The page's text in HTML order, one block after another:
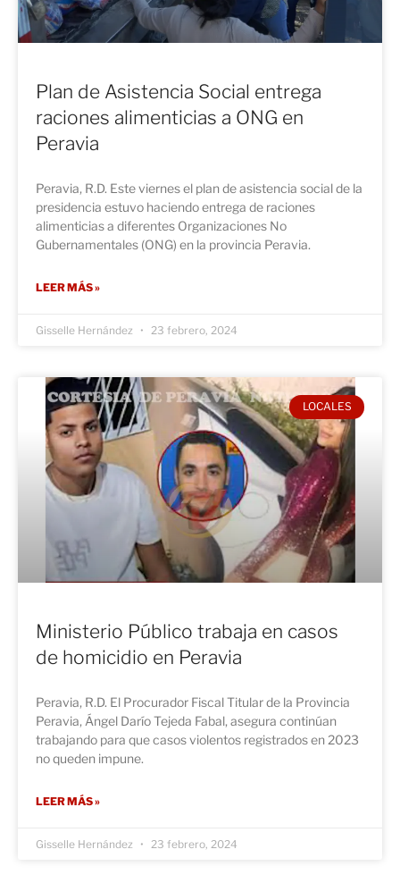
Plan de Asistencia Social entrega
raciones alimenticias a ONG en
Peravia
Peravia, R.D. Este viernes el plan de asistencia social de la
presidencia estuvo haciendo entrega de raciones
alimenticias a diferentes Organizaciones No
Gubernamentales (ONG) en la provincia Peravia.
LEER MÁS »
Gisselle Hernández 23 febrero, 2024
LOCALES
Ministerio Público trabaja en casos
de homicidio en Peravia
Peravia, R.D. El Procurador Fiscal Titular de la Provincia
Peravia, Ángel Darío Tejeda Fabal, asegura continúan
trabajando para que casos violentos registrados en 2023
no queden impune.
LEER MÁS »
Gisselle Hernández 23 febrero, 2024